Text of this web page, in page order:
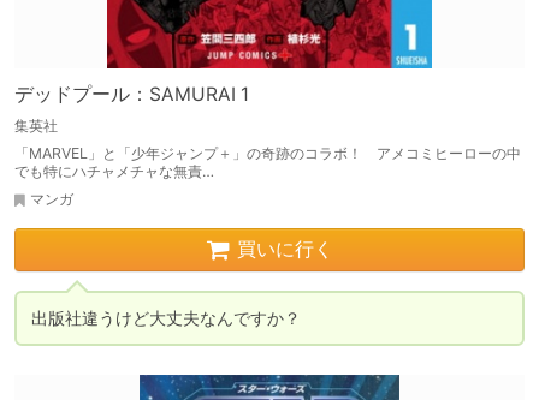
デッドプール：SAMURAI 1
集英社
「MARVEL」と「少年ジャンプ＋」の奇跡のコラボ！ アメコミヒーローの中
でも特にハチャメチャな無責…
マンガ
買いに行く